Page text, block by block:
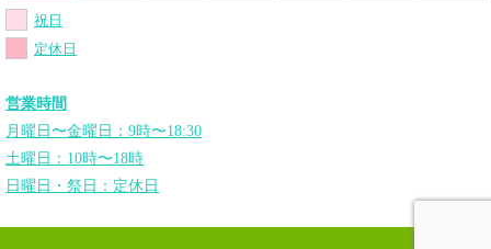
祝日
定休日
営業時間
月曜日〜金曜日：9時〜18:30
土曜日：10時〜18時
日曜日・祭日：定休日